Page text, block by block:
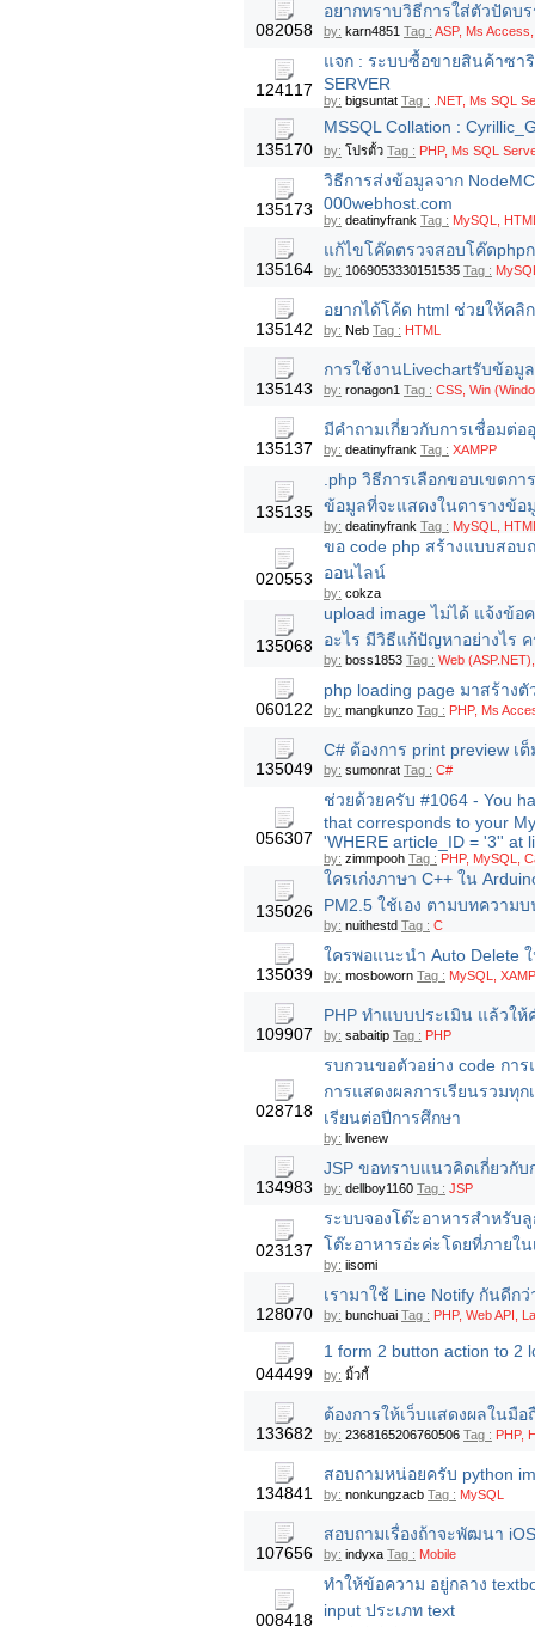
082058
อยากทราบวิธีการใส่ตัวปัดบ
by: karn4851 Tag : ASP, Ms
124117
แจก : ระบบซื้อขายสินค้าซา
SERVER
by: bigsuntat Tag : .NET, Ms SQL
135170
MSSQL Collation :
by: โปรตั้ว Tag : PHP, Ms SQL
135173
วิธีการส่งข้อมูลจาก
000webhost.com
by: deatinyfrank Tag : MySQL,
135164
แก้ไขโค๊ดตรวจสอบโค๊ดphp
by: 1069053330151535 Tag :
135142
อยากได้โค้ด html ช่วยให้คลิ
by: Neb Tag : HTML
135143
การใช้งานLivechartรับข้อมู
by: ronagon1 Tag : CSS, Win
135137
มีคำถามเกี่ยวกับการเชื่อมต่
by: deatinyfrank Tag : XAMPP
135135
.php วิธีการเลือกขอบเขตก
ข้อมูลที่จะแสดงในตารางข้อ
by: deatinyfrank Tag : MySQL,
020553
ขอ code php สร้างแบบสอ
ออนไลน์
by: cokza
135068
upload image ไม่ได้ แจ้งข้อ
อะไร มีวิธีแก้ปัญหาอย่างไร
by: boss1853 Tag : Web
060122
php loading page มาสร้าง
by: mangkunzo Tag : PHP, Ms
135049
C# ต้องการ print preview เ
by: sumonrat Tag : C#
056307
ช่วยด้วยครับ #1064 - You
that corresponds to your
'WHERE article_ID = '3'' at
by: zimmpooh Tag : PHP, MySQL,
135026
ใครเก่งภาษา C++ ใน
PM2.5 ใช้เอง ตามบทควา
by: nuithestd Tag : C
135039
ใครพอแนะนำ Auto Delete
by: mosboworn Tag : MySQL,
109907
PHP ทำแบบประเมิน แล้วใ
by: sabaitip Tag : PHP
028718
รบกวนขอตัวอย่าง code กา
การแสดงผลการเรียนรวมทุ
เรียนต่อปีการศึกษา
by: livenew
134983
JSP ขอทราบแนวคิดเกี่ยวกั
by: dellboy1160 Tag : JSP
023137
ระบบจองโต๊ะอาหารสำหรับ
โต๊ะอาหารอ่ะค่ะโดยที่ภายใน
by: iisomi
128070
เรามาใช้ Line Notify กันดีก
by: bunchuai Tag : PHP, Web API,
044499
1 form 2 button action to 2
by: มิ้วกี้
133682
ต้องการให้เว็บแสดงผลในมื
by: 2368165206760506 Tag : PHP,
134841
สอบถามหน่อยครับ python
by: nonkungzacb Tag : MySQL
107656
สอบถามเรื่องถ้าจะพัฒนา
by: indyxa Tag : Mobile
008418
ทำให้ข้อความ อยู่กลาง
input ประเภท text